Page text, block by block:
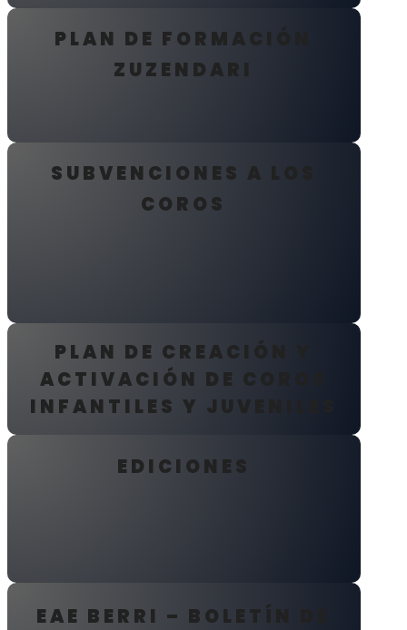
PLAN DE FORMACIÓN
ZUZENDARI
SUBVENCIONES A LOS
COROS
PLAN DE CREACIÓN Y
ACTIVACIÓN DE COROS
INFANTILES Y JUVENILES
EDICIONES
EAE BERRI – BOLETÍN DE